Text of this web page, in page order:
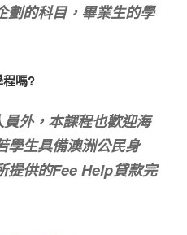
劃的科目，畢業生的學
程嗎?
外，本課程也歡迎海
學生具備澳洲公民身
提供的Fee Help貸款完